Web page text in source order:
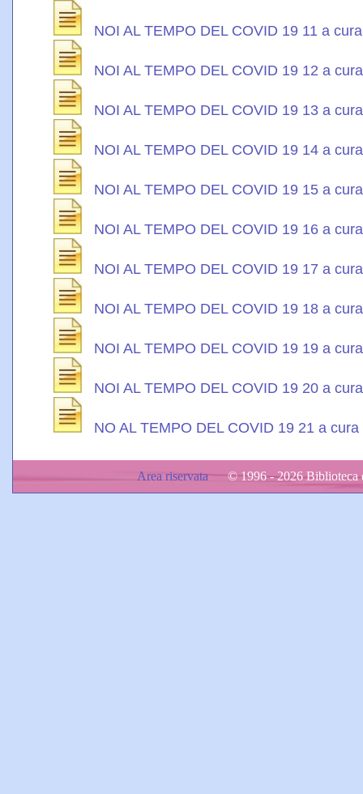
NOI AL TEMPO DEL COVID 19 11 a
NOI AL TEMPO DEL COVID 19 12 a
NOI AL TEMPO DEL COVID 19 13 a
NOI AL TEMPO DEL COVID 19 14 a
NOI AL TEMPO DEL COVID 19 15 a
NOI AL TEMPO DEL COVID 19 16 a
NOI AL TEMPO DEL COVID 19 17 a
NOI AL TEMPO DEL COVID 19 18 a
NOI AL TEMPO DEL COVID 19 19 a
NOI AL TEMPO DEL COVID 19 20 a
NO AL TEMPO DEL COVID 19 21 a
Area riservata© 1996 - 2026 Biblioteca